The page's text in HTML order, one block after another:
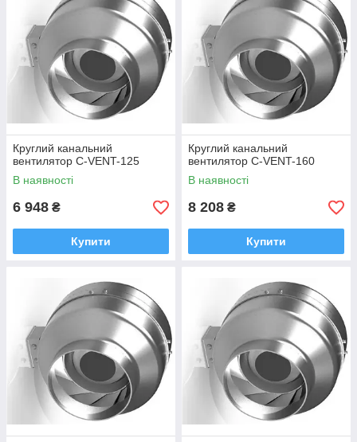
Круглий канальний
вентилятор C-VENT-125
В наявності
6 948 ₴
Купити
Круглий канальний
вентилятор C-VENT-160
В наявності
8 208 ₴
Купити